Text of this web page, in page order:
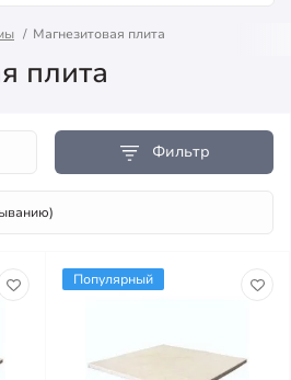
Магнезитовая плита
плита
Фильтр
Популярный